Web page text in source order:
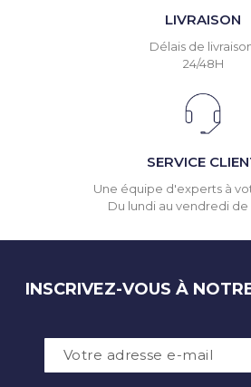
LIVRAISON
Délais de
24/48H
SERVICE
Une équipe d'experts à
Du lundi au vendredi de
INSCRIVEZ-VOUS À